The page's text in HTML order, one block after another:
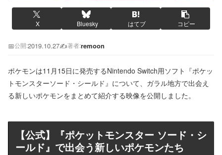
X Bluesky はてブ コピー
📅公開:2019.10.27✍️著者:remoon
ポケモンは11月15日に発売するNintendo Switch用ソフト『ポケッ
トモンスターソード・シールド』について、ガラル地方で出会え
る新しいポケモンをまとめて紹介する映像を公開しました。
【公式】『ポケットモンスター ソード・シ
ールド』で出会う新しいポケモンたち